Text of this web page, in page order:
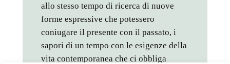
allo stesso tempo di ricerca di nuove
forme espressive che potessero
coniugare il presente con il passato, i
sapori di un tempo con le esigenze della
vita contemporanea che ci obbliga